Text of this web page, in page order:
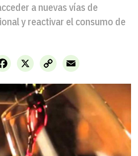
a nuevas vías de
y reactivar el consumo de
X
Facebook
Copy
Link
Email